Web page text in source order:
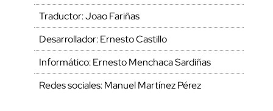
Traductor: Joao Fariñas
Desarrollador: Ernesto Castillo
Informático: Ernesto Menchaca Sardiñas
Redes sociales: Manuel Martínez Pérez